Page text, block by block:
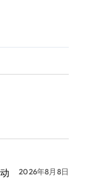
2026年8月8日